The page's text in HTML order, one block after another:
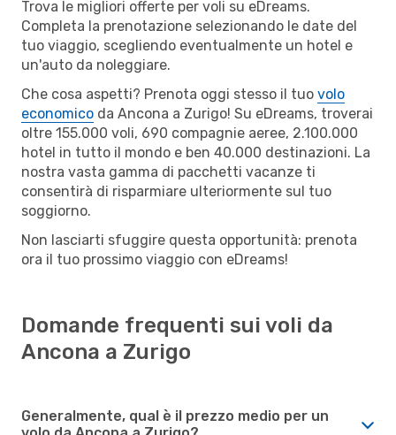
Trova le migliori offerte per voli su eDreams.
Completa la prenotazione selezionando le date del
tuo viaggio, scegliendo eventualmente un hotel e
un'auto da noleggiare.
Che cosa aspetti? Prenota oggi stesso il tuo volo
economico da Ancona a Zurigo! Su eDreams, troverai
oltre 155.000 voli, 690 compagnie aeree, 2.100.000
hotel in tutto il mondo e ben 40.000 destinazioni. La
nostra vasta gamma di pacchetti vacanze ti
consentirà di risparmiare ulteriormente sul tuo
soggiorno.
Non lasciarti sfuggire questa opportunità: prenota
ora il tuo prossimo viaggio con eDreams!
Domande frequenti sui voli da
Ancona a Zurigo
Generalmente, qual è il prezzo medio per un